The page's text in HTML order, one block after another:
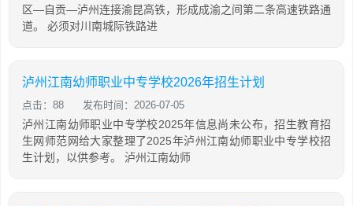
区—自贡—泸州连接渝昆高铁，形成成渝之间第二条高速铁路通
道。 必须对川南城际铁路进
泸州江南幼师职业中专学校2026年招生计划
点击：88 发布时间：2026-07-05
泸州江南幼师职业中专学校2025年信息尚未公布，招生教育招
生网师范网给大家整理了2025年泸州江南幼师职业中专学校招
生计划，以供参考。 泸州江南幼师